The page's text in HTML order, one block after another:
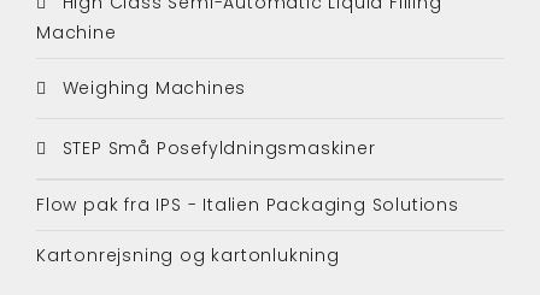
Machine
Weighing Machines
STEP Små Posefyldningsmaskiner
Flow pak fra IPS - Italien Packaging Solutions
Kartonrejsning og kartonlukning